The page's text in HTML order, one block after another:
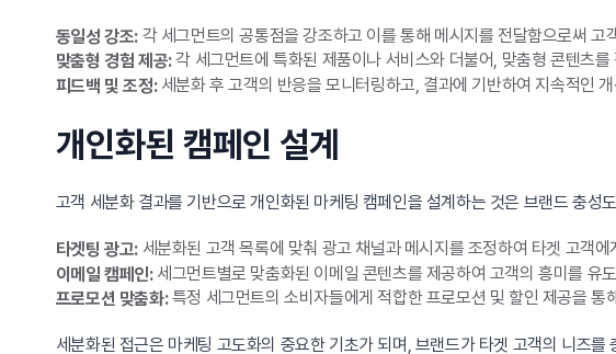
동일성 강조:각 세그먼트의 공통점을 강조하고 이를 통해 메시지를 전달함으로써 고
맞춤형 경험 제공:각 세그먼트에 특화된 제품이나 서비스와 더불어, 맞춤형 콘텐츠
피드백 및 조정:세분화 후 고객의 반응을 모니터링하고, 결과에 기반하여 지속적인
개인화된 캠페인 설계
고객 세분화 결과를 기반으로 개인화된 마케팅 캠페인을 설계하는 것은 브랜드 충
타겟팅 광고:세분화된 고객 목록에 맞춰 광고 채널과 메시지를 조정하여 타겟 고객
이메일 캠페인:세그먼트별로 맞춤화된 이메일 콘텐츠를 제공하여 고객의 흥미를 유
프로모션 맞춤화:특정 세그먼트의 소비자들에게 적합한 프로모션 및 할인 제공을 통
세분화된 접근은 마케팅 고도화의 중요한 기초가 되며, 브랜드가 타겟 고객의 니즈